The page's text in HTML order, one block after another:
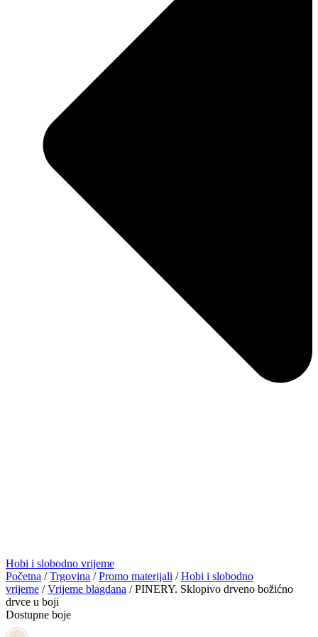
Hobi i slobodno vrijeme
Početna /Trgovina /Promo materijali /Hobi i slobodno
vrijeme /Vrijeme blagdana / PINERY. Sklopivo drveno božićno
drvce u boji
Dostupne boje